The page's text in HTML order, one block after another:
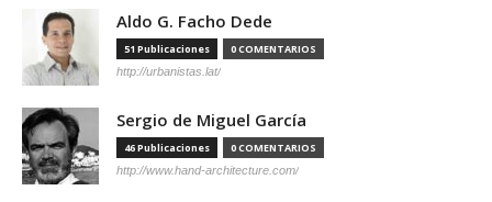
Aldo G. Facho Dede
51 Publicaciones 0 COMENTARIOS
http://urbanistas.lat/
Sergio de Miguel García
46 Publicaciones 0 COMENTARIOS
http://www.hand-architecture.com/